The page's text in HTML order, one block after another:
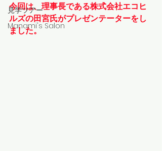
見学ツアー
Manami's Salon
今回は、理事長である株式会社エコヒ
ルズの田宮氏がプレゼンテーターをし
ました。